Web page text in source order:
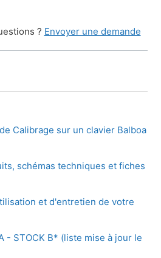
? Envoyer une demande
Calibrage sur un clavier Balboa
schémas techniques et fiches
et d'entretien de votre
- STOCK B* (liste mise à jour le